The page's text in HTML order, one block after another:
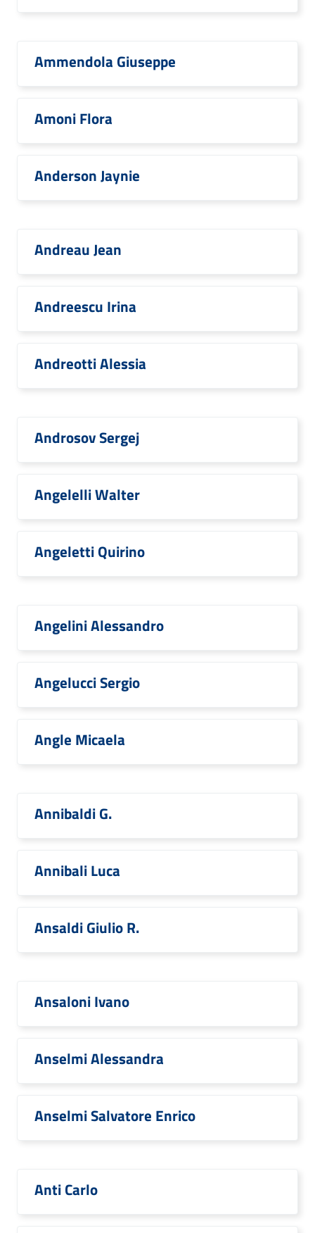
Ammendola Giuseppe
Amoni Flora
Anderson Jaynie
Andreau Jean
Andreescu Irina
Andreotti Alessia
Androsov Sergej
Angelelli Walter
Angeletti Quirino
Angelini Alessandro
Angelucci Sergio
Angle Micaela
Annibaldi G.
Annibali Luca
Ansaldi Giulio R.
Ansaloni Ivano
Anselmi Alessandra
Anselmi Salvatore Enrico
Anti Carlo